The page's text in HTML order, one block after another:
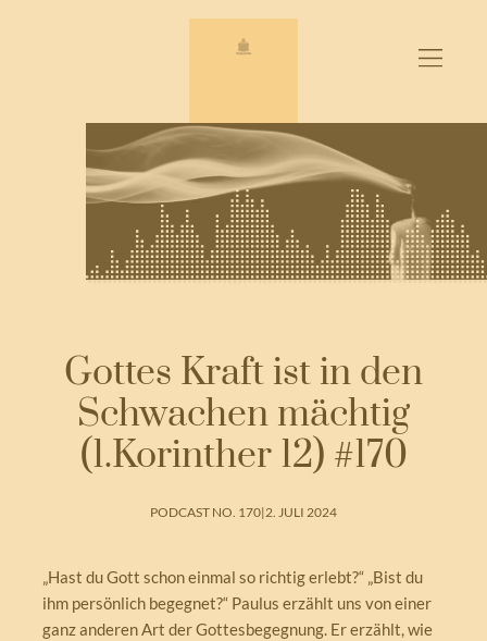
Gottes Kraft ist in den
Schwachen mächtig
(1.Korinther 12) #170
PODCAST NO. 170|2. JULI 2024
„Hast du Gott schon einmal so richtig erlebt?“ „Bist du
ihm persönlich begegnet?“ Paulus erzählt uns von einer
ganz anderen Art der Gottesbegegnung. Er erzählt, wie